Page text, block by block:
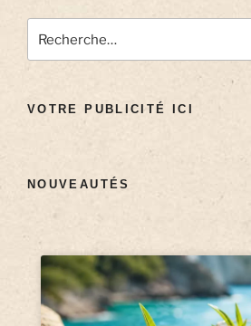
VOTRE PUBLICITÉ ICI
NOUVEAUTÉS